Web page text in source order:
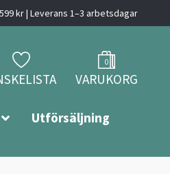
kr | Leverans 1–3 arbetsdagar
0
VARUKORG
Utförsäljning